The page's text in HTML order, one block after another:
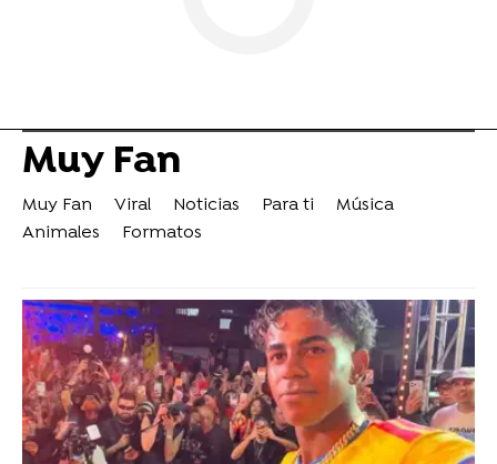
Muy Fan
Muy Fan Viral Noticias Para ti
Música
Animales
Formatos